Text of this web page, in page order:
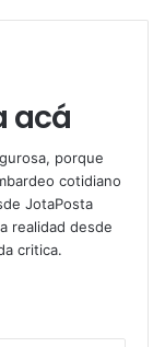
acá
porque
cotidiano
JotaPosta
realidad desde
critica.